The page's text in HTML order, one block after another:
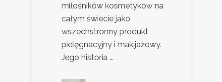
miłośników kosmetyków na
całym świecie jako
wszechstronny produkt
pielęgnacyjny i makijażowy.
Jego historia …